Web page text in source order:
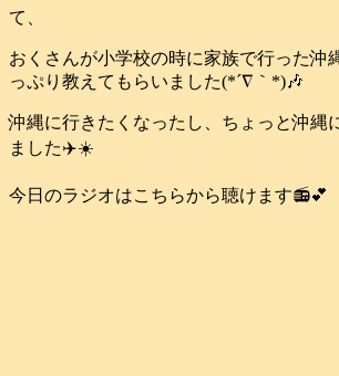
て、
おくさんが小学校の時に家族で行った沖
っぷり教えてもらいました(*´∇｀*)🎶
沖縄に行きたくなったし、ちょっと沖縄
ました✈️☀️
今日のラジオはこちらから聴けます📻️💕